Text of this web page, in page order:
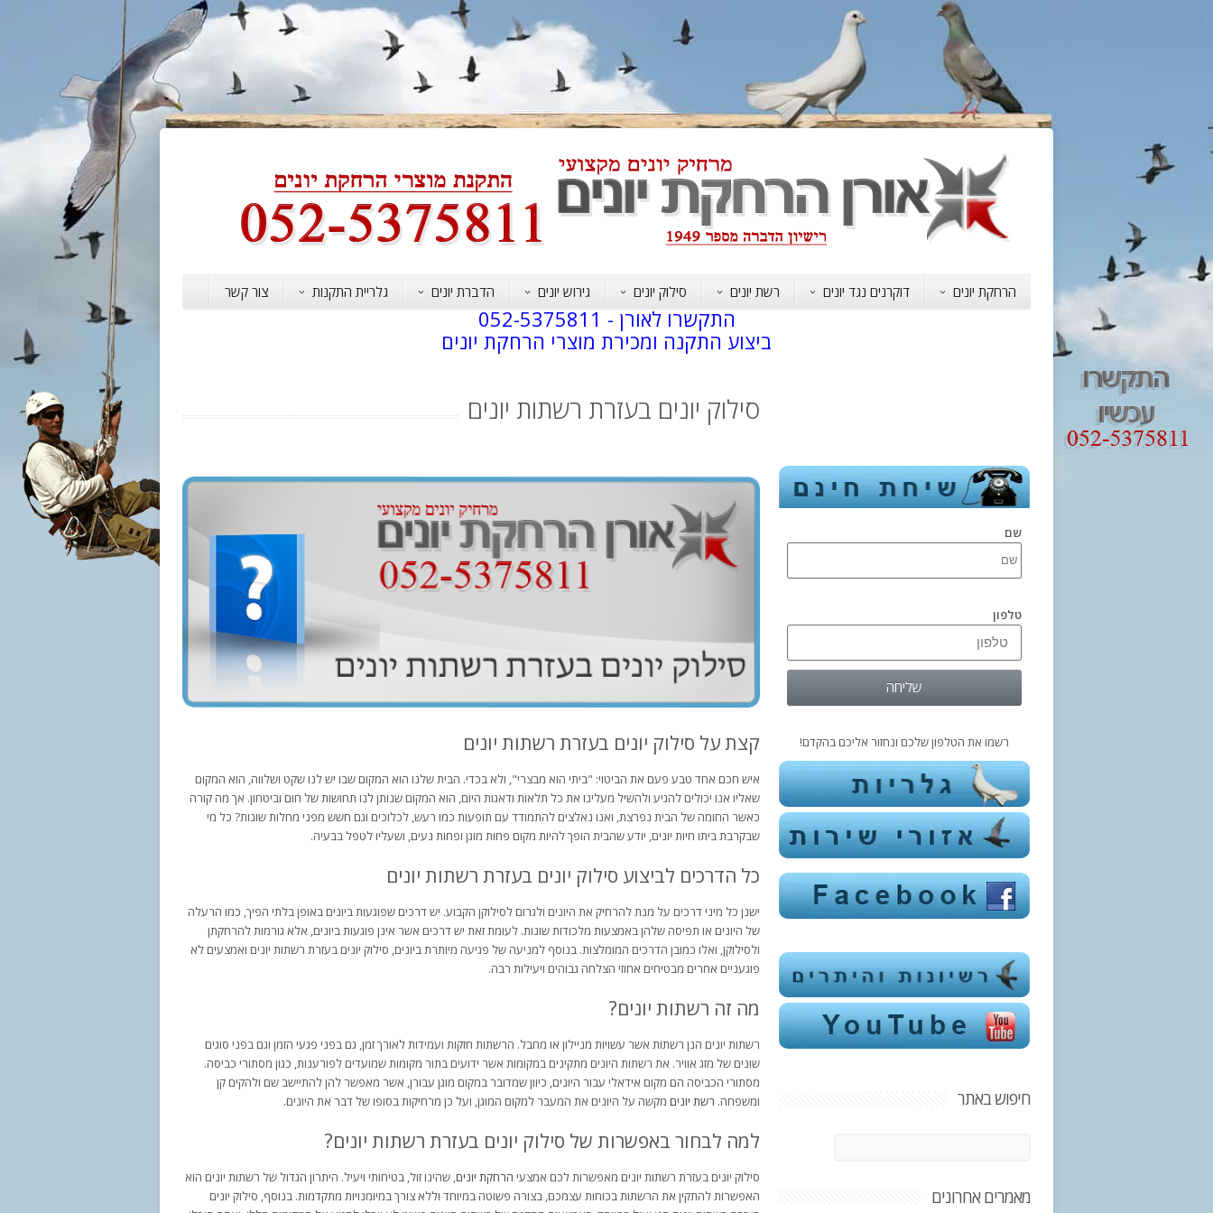
הרחקת יונים דוקרנים נגד יונים רשת יונים סילוק יונים גירוש יונים הדברת יונים גלריית התקנות צור קשר
התקשרו לאורן - 052-5375811
ביצוע התקנה ומכירת מוצרי הרחקת יונים
סילוק יונים בעזרת רשתות יונים
קצת על סילוק יונים בעזרת רשתות יונים
איש חכם אחד טבע פעם את הביטוי: "ביתי הוא מבצרי", ולא בכדי. הבית שלנו הוא המקום שבו יש לנו שקט ושלווה, הוא המקום
שאליו אנו יכולים להגיע ולהשיל מעלינו את כל תלאות ודאגות היום, הוא המקום שנותן לנו תחושות של חום וביטחון. אך מה קורה
כאשר החומה של הבית נפרצת, ואנו נאלצים להתמודד עם תופעות כמו רעש, לכלוכים וגם חשש מפני מחלות שונות? כל מי
שבקרבת ביתו חיות יונים, יודע שהבית הופך להיות מקום פחות מוגן ופחות נעים, ושעליו לטפל בבעיה.
כל הדרכים לביצוע סילוק יונים בעזרת רשתות יונים
ישנן כל מיני דרכים על מנת להרחיק את היונים ולגרום לסילוקן הקבוע. יש דרכים שפוגעות ביונים באופן בלתי הפיך, כמו הרעלה
של היונים או תפיסה שלהן באמצעות מלכודות שונות. לעומת זאת יש דרכים אשר אינן פוגעות ביונים, אלא גורמות להרחקתן
ולסילוקן, ואלו כמובן הדרכים המומלצות. בנוסף למניעה של פגיעה מיותרת ביונים, סילוק יונים בעזרת רשתות יונים ואמצעים לא
פוגעניים אחרים מבטיחים אחוזי הצלחה גבוהים ויעילות רבה.
מה זה רשתות יונים?
רשתות יונים הנן רשתות אשר עשויות מניילון או מחבל. הרשתות חזקות ועמידות לאורך זמן, גם בפני פגעי הזמן וגם בפני סוגים
שונים של מזג אוויר. את רשתות היונים מתקינים במקומות אשר ידועים בתור מקומות שמועדים לפורענות, כגון מסתורי כביסה.
מסתורי הכביסה הם מקום אידאלי עבור היונים, כיוון שמדובר במקום מוגן עבורן, אשר מאפשר להן להתיישב שם ולהקים קן
ומשפחה. רשת יונים מקשה על היונים את המעבר למקום המוגן, ועל כן מרחיקות בסופו של דבר את היונים.
למה לבחור באפשרות של סילוק יונים בעזרת רשתות יונים?
סילוק יונים בעזרת רשתות יונים מאפשרות לכם אמצעי הרחקת יונים, שהינו זול, בטיחותי ויעיל. היתרון הגדול של רשתות יונים הוא
האפשרות להתקין את הרשתות בכוחות עצמכם, בצורה פשוטה במיוחד וללא צורך במיומנויות מתקדמות. בנוסף, סילוק יונים
שם
טלפון
שליחה
רשמו את הטלפון שלכם ונחזור אליכם בהקדם!
חיפוש באתר
מאמרים אחרונים